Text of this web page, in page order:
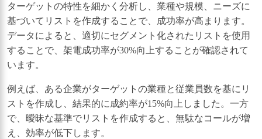
ターゲットの特性を細かく分析し、業種や規模、ニーズに
基づいてリストを作成することで、成功率が高まります。
データによると、適切にセグメント化されたリストを使用
することで、架電成功率が30%向上することが確認されて
います。
例えば、ある企業がターゲットの業種と従業員数を基にリ
ストを作成し、結果的に成約率が15%向上しました。一方
で、曖昧な基準でリストを作成すると、無駄なコールが増
え、効率が低下します。